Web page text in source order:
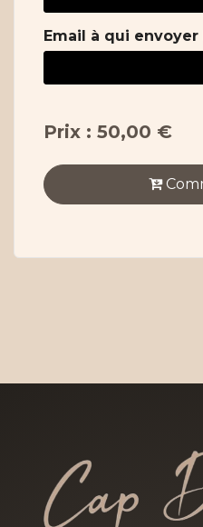
Email à qui envoyer
Prix : 50,00 €